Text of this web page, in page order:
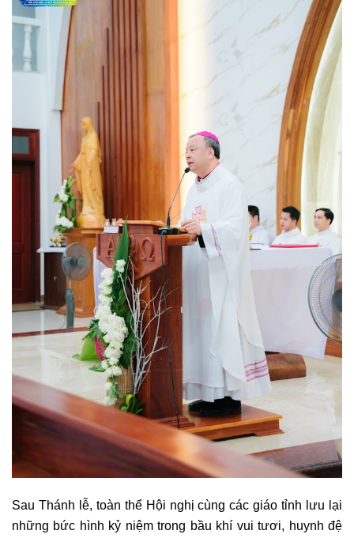
Sau Thánh lễ, toàn thể Hội nghị cùng các giáo tỉnh lưu lại
những bức hình kỷ niệm trong bầu khí vui tươi, huynh đệ